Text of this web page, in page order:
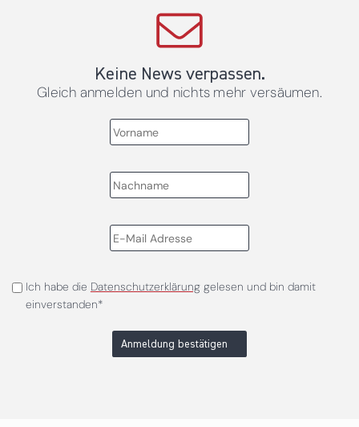
Keine News verpassen.
Gleich anmelden und nichts mehr versäumen.
Ich habe die Datenschutzerklärunggelesen und bin damit
einverstanden*
Anmeldung bestätigen